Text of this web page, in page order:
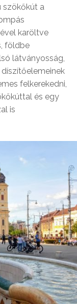
szökőkút a
karöltve
földbe
látványosság,
felkerekedni,
és egy
is